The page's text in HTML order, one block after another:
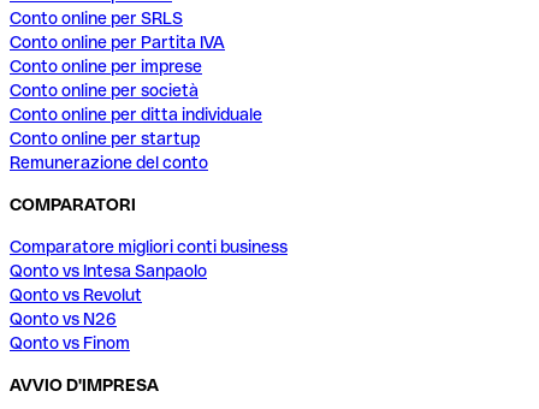
Conto online per SRLS
Conto online per Partita IVA
Conto online per imprese
Conto online per società
Conto online per ditta individuale
Conto online per startup
Remunerazione del conto
COMPARATORI
Comparatore migliori conti business
Qonto vs Intesa Sanpaolo
Qonto vs Revolut
Qonto vs N26
Qonto vs Finom
AVVIO D'IMPRESA